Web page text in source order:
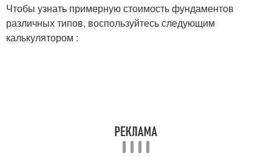
Чтобы узнать примерную стоимость фундаментов
различных типов, воспользуйтесь следующим
калькулятором :